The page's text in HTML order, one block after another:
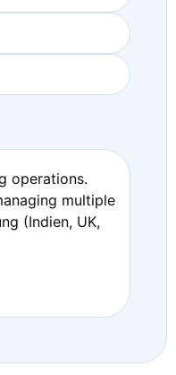
operations.
multiple
(Indien, UK,